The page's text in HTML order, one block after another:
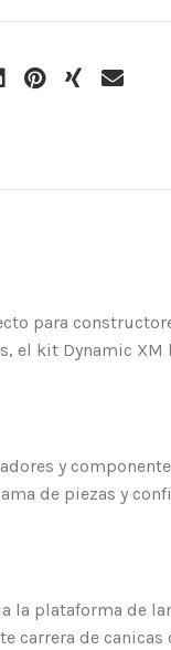
para
el kit Dynamic
y
de piezas y
la plataforma de
de canicas